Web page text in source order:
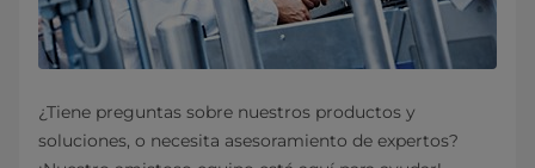
¿Tiene preguntas sobre nuestros productos y
soluciones, o necesita asesoramiento de expertos?